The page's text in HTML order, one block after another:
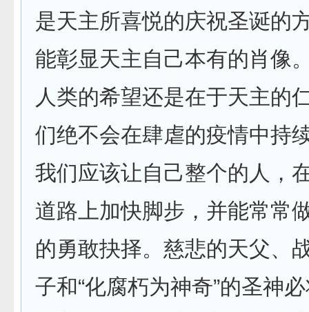
是天主所喜悦的庆祝圣诞的
能彰显天主自己本有的肖像
人类的希望还是在于天主的
们绝不会在肆虐的疫情中持
我们应该让自己整个的人，
道路上加快脚步，并能常常
的勇敢抉择。慈悲的天父、
子和“化腐朽为神奇”的圣神